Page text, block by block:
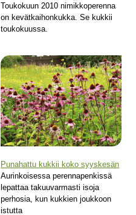
Toukokuun 2010 nimikkoperenna
on kevätkaihonkukka. Se kukkii
toukokuussa.
Punahattu kukkii koko syyskesän
Aurinkoisessa perennapenkissä
lepattaa takuuvarmasti isoja
perhosia, kun kukkien joukkoon
istutta